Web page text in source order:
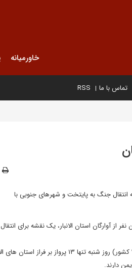
خاورمیانه
تماس با ما RSS
انتقال جنگ به پایتخت و شهرهای جنوبی با
آوارگان استان الانبار، یک نقشه برای انتقال
وی با ابراز تردید نسبت به ائتلاف بین المللی به رهبری آمریکا، گفت: درحالی که هواپیماهای ائتلاف(شامل ۷۰ کشور) روز شنبه تنها ۱۳ پرواز